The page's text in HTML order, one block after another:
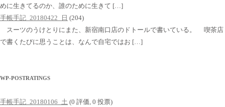
めに生きてるのか、誰のために生きて […]
手帳手記_20180422_日 (204)
スーツのうけとりにまた、新宿南口店のドトールで書いている。 喫茶店
で書くたびに思うことは、なんで自宅ではお […]
WP-POSTRATINGS
手帳手記_20180106_土 (0 評価, 0 投票)